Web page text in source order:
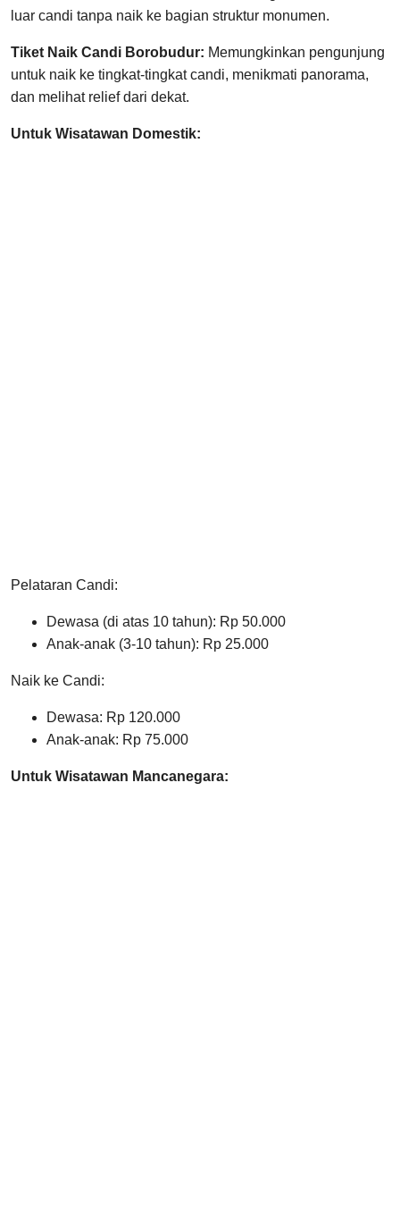
luar candi tanpa naik ke bagian struktur monumen.
Tiket Naik Candi Borobudur: Memungkinkan pengunjung
untuk naik ke tingkat-tingkat candi, menikmati panorama,
dan melihat relief dari dekat.
Untuk Wisatawan Domestik:
Pelataran Candi:
Dewasa (di atas 10 tahun): Rp 50.000
Anak-anak (3-10 tahun): Rp 25.000
Naik ke Candi:
Dewasa: Rp 120.000
Anak-anak: Rp 75.000
Untuk Wisatawan Mancanegara: